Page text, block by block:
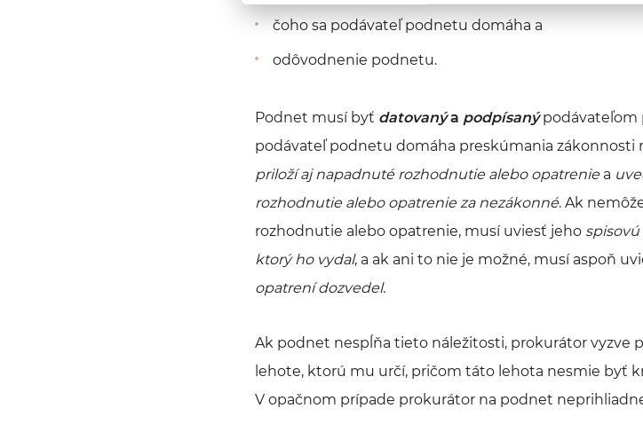
čoho sa podávateľ podnetu domáha a
odôvodnenie podnetu.
Podnet musí byť datovanýa podpísaný podávateľom
podávateľ podnetu domáha preskúmania
priloží aj napadnuté rozhodnutie alebo opatrenie a
rozhodnutie alebo opatrenie za nezákonné. Ak
rozhodnutie alebo opatrenie, musí uviesť jeho
ktorý ho vydal, a ak ani to nie je možné, musí aspoň
opatrení dozvedel.
Ak podnet nespĺňa tieto náležitosti, prokurátor vyzve
lehote, ktorú mu určí, pričom táto lehota nesmie byť
V opačnom prípade prokurátor na podnet neprihliadne